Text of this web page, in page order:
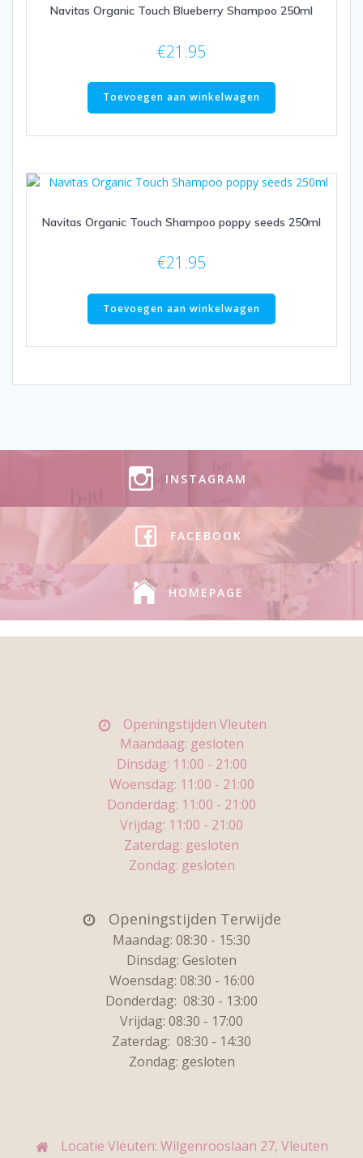
Navitas Organic Touch Blueberry Shampoo 250ml
€21.95
Toevoegen aan winkelwagen
Navitas Organic Touch Shampoo poppy seeds 250ml
€21.95
Toevoegen aan winkelwagen
INSTAGRAM
FACEBOOK
HOMEPAGE
Openingstijden Vleuten
Maandaag: gesloten
Dinsdag: 11:00 - 21:00
Woensdag: 11:00 - 21:00
Donderdag: 11:00 - 21:00
Vrijdag: 11:00 - 21:00
Zaterdag: gesloten
Zondag: gesloten
Openingstijden Terwijde
Maandag: 08:30 - 15:30
Dinsdag: Gesloten
Woensdag: 08:30 - 16:00
Donderdag: 08:30 - 13:00
Vrijdag: 08:30 - 17:00
Zaterdag: 08:30 - 14:30
Zondag: gesloten
Locatie Vleuten: Wilgenrooslaan 27, Vleuten